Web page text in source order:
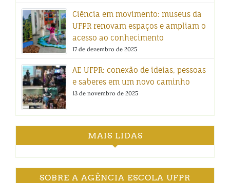
Ciência em movimento: museus da
UFPR renovam espaços e ampliam o
acesso ao conhecimento
17 de dezembro de 2025
AE UFPR: conexão de ideias, pessoas
e saberes em um novo caminho
13 de novembro de 2025
MAIS LIDAS
SOBRE A AGÊNCIA ESCOLA UFPR